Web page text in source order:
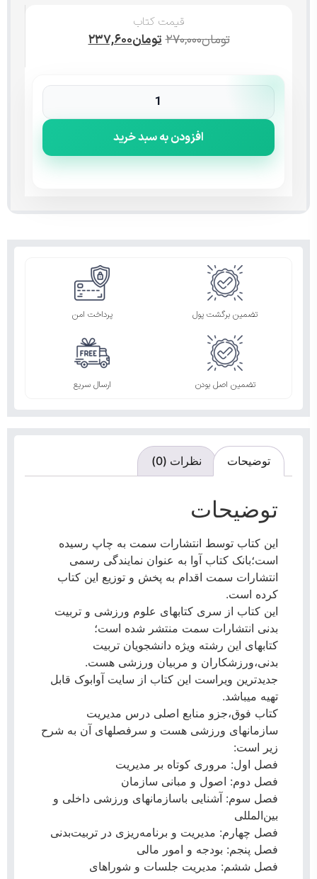
قیمت کتاب
تومان۲۷۰,۰۰۰تومان۲۳۷,۶۰۰
افزودن به سبد خرید
تضمین برگشت پول پرداخت امن
تضمین اصل بودن ارسال سریع
توضیحات نظرات (0)
توضیحات
این کتاب توسط انتشارات سمت به چاپ رسیده
است؛بانک کتاب آوا به عنوان نمایندگی رسمی
انتشارات سمت اقدام به پخش و توزیع این کتاب
کرده است.
این کتاب از سری کتابهای علوم ورزشی و تربیت
بدنی انتشارات سمت منتشر شده است؛
کتابهای این رشته ویژه دانشجویان تربیت
بدنی،ورزشکاران و مربیان ورزشی هست.
جدیدترین ویراست این کتاب از سایت آوابوک قابل
تهیه میباشد‌.
کتاب فوق،جزو منابع اصلی درس مدیریت
سازمانهای ورزشی هست و سرفصلهای آن به شرح
زیر است:
فصل اول: مروری کوتاه بر مدیریت
فصل دوم: اصول و مبانی سازمان
فصل سوم: آشنایی باسازمانهای ورزشی داخلی و
بین‌المللی
فصل چهارم: مدیریت و برنامه‌ریزی در تربیت‌بدنی
فصل پنجم: بودجه و امور مالی
فصل ششم: مدیریت جلسات و شوراهای